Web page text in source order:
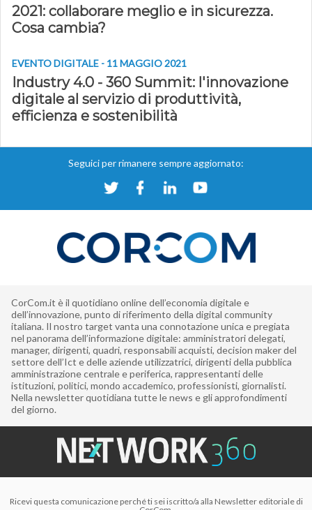
2021: collaborare meglio e in sicurezza.
Cosa cambia?
EVENTO DIGITALE - 11 MAGGIO 2021
Industry 4.0 - 360 Summit: l'innovazione
digitale al servizio di produttività,
efficienza e sostenibilità
Seguici per rimanere sempre aggiornato:
CorCom.it è il quotidiano online dell’economia digitale e
dell’innovazione, punto di riferimento della digital community
italiana. Il nostro target vanta una connotazione unica e pregiata
nel panorama dell’informazione digitale: amministratori delegati,
manager, dirigenti, quadri, responsabili acquisti, decision maker del
settore dell’Ict e delle aziende utilizzatrici, dirigenti della pubblica
amministrazione centrale e periferica, rappresentanti delle
istituzioni, politici, mondo accademico, professionisti, giornalisti.
Nella newsletter quotidiana tutte le news e gli approfondimenti
del giorno.
Ricevi questa comunicazione perché ti sei iscritto/a alla Newsletter editoriale di